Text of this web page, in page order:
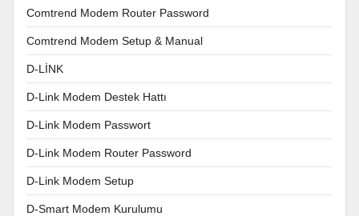
Comtrend Modem Router Password
Comtrend Modem Setup & Manual
D-LİNK
D-Link Modem Destek Hattı
D-Link Modem Passwort
D-Link Modem Router Password
D-Link Modem Setup
D-Smart Modem Kurulumu